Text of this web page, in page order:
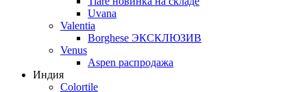
Uvana
Valentia
Borghese ЭКСКЛЮЗИВ
Venus
Aspen распродажа
Индия
Colortile